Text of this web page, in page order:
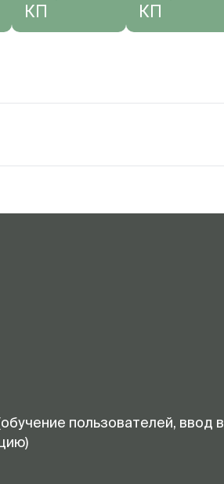
КП
КП
пользователей, ввод в